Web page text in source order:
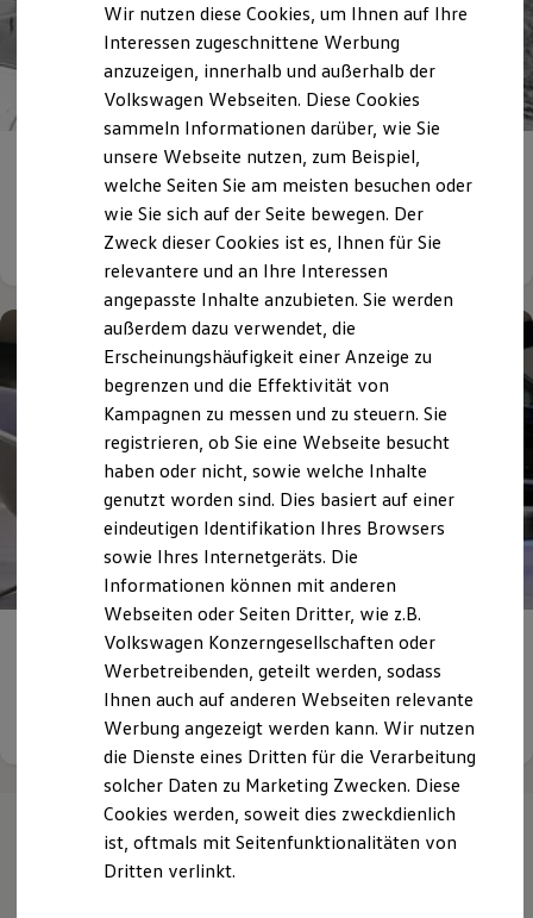
Laden unterwegs
Laden Zuhause
Ladestationen finden
Ladezeitensimulator
Batterie
Sicherheit
Nachhaltigkeit
Technologie
Kosten und Kauf
Kaufoptionen
E-Auto-Förderung
Software und Konnektivität
Die ID. Software 6
ID. Software Versionen und Updates
Digitale Extras
Schnittstellen zu Ihrem ID.
Hybridautos
Marke und Erlebnis
Volkswagen R und R Experience
R-Modelle
R Experience
Driving Experience
Volkswagen entdecken
Werkbesichtigung
Lifestyle Shop
T-Roc Kollektion
Golf Kollektion
ID. Kollektion
Volkswagen Kollektion
R-Kollektion
GTI Kollektion
Fußball Drop
we drive football
#wedriveproud
Besitzer und Service
Software Updates
Service und Ersatzteile
Begeisterung verbindet!
Details ansehen
Karrieremöglichkeiten bei uns
Details ansehen
Ihrenächsten
Wir nutzen diese Cookies, um Ihnen auf Ihre
Interessen zugeschnittene Werbung
anzuzeigen, innerhalb und außerhalb der
Volkswagen Webseiten. Diese Cookies
sammeln Informationen darüber, wie Sie
unsere Webseite nutzen, zum Beispiel,
welche Seiten Sie am meisten besuchen oder
wie Sie sich auf der Seite bewegen. Der
Zweck dieser Cookies ist es, Ihnen für Sie
relevantere und an Ihre Interessen
angepasste Inhalte anzubieten. Sie werden
außerdem dazu verwendet, die
Erscheinungshäufigkeit einer Anzeige zu
begrenzen und die Effektivität von
Kampagnen zu messen und zu steuern. Sie
registrieren, ob Sie eine Webseite besucht
haben oder nicht, sowie welche Inhalte
genutzt worden sind. Dies basiert auf einer
eindeutigen Identifikation Ihres Browsers
sowie Ihres Internetgeräts. Die
Informationen können mit anderen
Webseiten oder Seiten Dritter, wie z.B.
Volkswagen Konzerngesellschaften oder
Werbetreibenden, geteilt werden, sodass
Ihnen auch auf anderen Webseiten relevante
Werbung angezeigt werden kann. Wir nutzen
die Dienste eines Dritten für die Verarbeitung
solcher Daten zu Marketing Zwecken. Diese
Cookies werden, soweit dies zweckdienlich
ist, oftmals mit Seitenfunktionalitäten von
Dritten verlinkt.